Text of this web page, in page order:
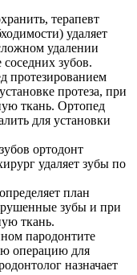
терапевт
удаляет
удалении
соседних зубов.
протезированием
протеза, при
ткань. Ортопед
для установки
ортодонт
удаляет зубы по
план
зубы и при
ткань.
пародонтите
операцию для
назначает